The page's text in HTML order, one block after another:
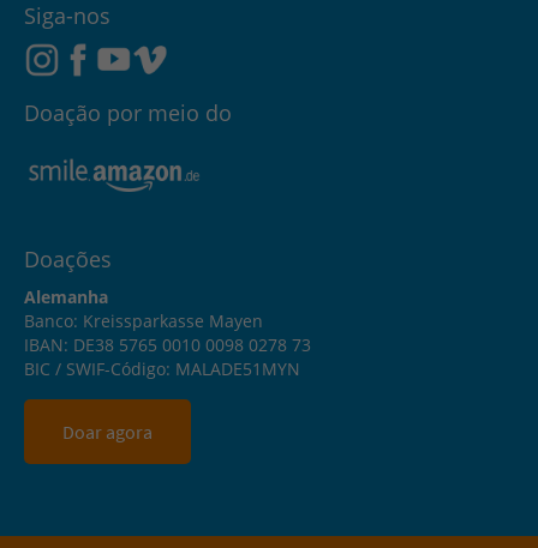
Siga-nos
Doação por meio do
Doações
Alemanha
Banco: Kreissparkasse Mayen
IBAN: DE38 5765 0010 0098 0278 73
BIC / SWIF-Código: MALADE51MYN
Doar agora